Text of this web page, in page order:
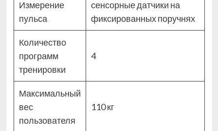
Измерение
пульса
сенсорные датчики на
фиксированных поручнях
Количество
программ
тренировки
4
Максимальный
вес
пользователя
110 кг